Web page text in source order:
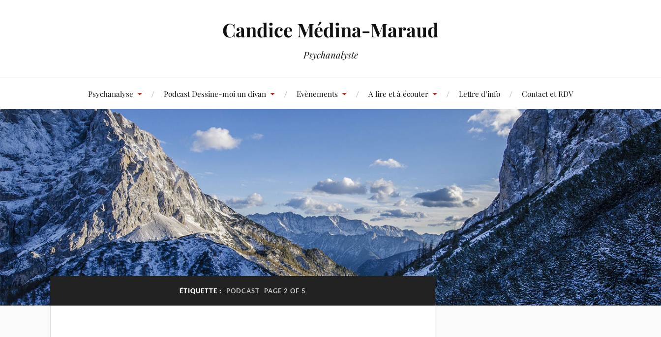
Candice Médina-Maraud
Psychanalyste
Psychanalyse Podcast Dessine-moi un divan Evènements A lire et à écouter Lettre d’info Contact et RDV
ÉTIQUETTE : PODCAST PAGE 2 OF 5